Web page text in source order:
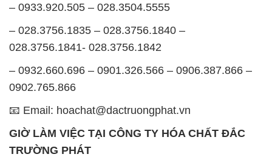
– 0933.920.505 – 028.3504.5555
– 028.3756.1835 – 028.3756.1840 –
028.3756.1841- 028.3756.1842
– 0932.660.696 – 0901.326.566 – 0906.387.866 –
0902.765.866
📧 Email: hoachat@dactruongphat.vn
GIỜ LÀM VIỆC TẠI CÔNG TY HÓA CHẤT ĐẮC
TRƯỜNG PHÁT